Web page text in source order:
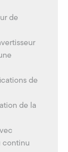
de
de
de la
continu